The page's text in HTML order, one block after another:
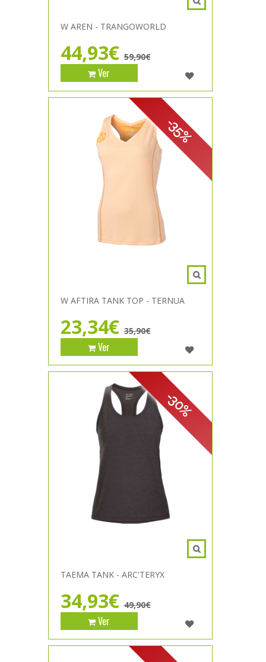
W AREN - TRANGOWORLD
44,93€ 59,90€
Ver
-35%
W AFTIRA TANK TOP - TERNUA
23,34€ 35,90€
Ver
-30%
TAEMA TANK - ARC'TERYX
34,93€ 49,90€
Ver